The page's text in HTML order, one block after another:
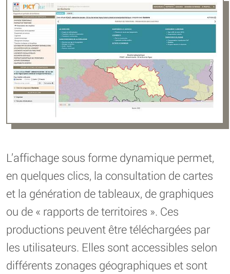
L’affichage sous forme dynamique permet,
en quelques clics, la consultation de cartes
et la génération de tableaux, de graphiques
ou de « rapports de territoires ». Ces
productions peuvent être téléchargées par
les utilisateurs. Elles sont accessibles selon
différents zonages géographiques et sont